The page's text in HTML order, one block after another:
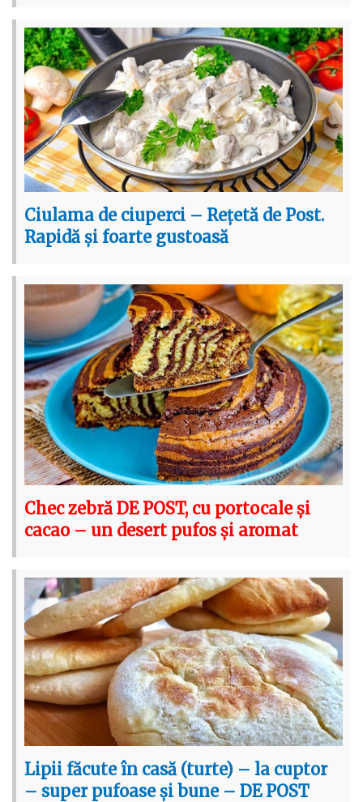
Ciulama de ciuperci – Rețetă de Post.
Rapidă și foarte gustoasă
Chec zebră DE POST, cu portocale și
cacao – un desert pufos și aromat
Lipii făcute în casă (turte) – la cuptor
– super pufoase și bune – DE POST